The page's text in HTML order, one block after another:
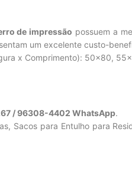
de impressão possuem a
um excelente custo-
x Comprimento): 50×80,
/ 96308-4402 WhatsApp.
Sacos para Entulho para